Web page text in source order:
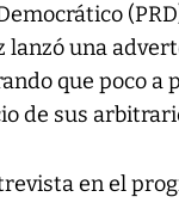
lanzó una
que poco a
de sus
en el